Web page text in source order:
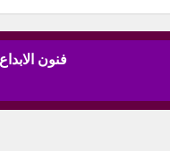
فنون الابداع